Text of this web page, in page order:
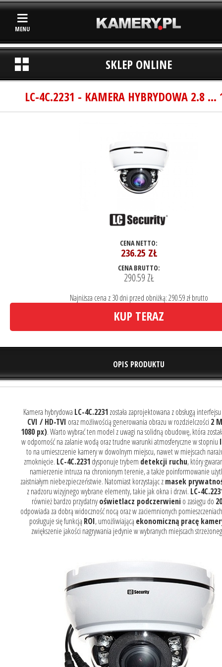
MENU
SKLEP ONLINE
LC-4C.2231 - KAMERA HYBRYDOWA 2.8
CENA NETTO:
236.25 ZŁ
CENA BRUTTO:
290.59 ZŁ
Najniższa cena z 30 dni przed obniżką: 290.59 zł brutto
KUP TERAZ
OPIS PRODUKTU
Kamera hybrydowa LC-4C.2231została zaprojektowana z obsługą interfejsu
CVI / HD-TVI oraz możliwością generowania obrazu w rozdzielczości 2
1080 px). Warto wybrać ten model z uwagi na solidną obudowę, która
w odporność na zalanie wodą oraz trudne warunki atmosferyczne w stopniu
to na umieszczenie kamery w dowolnym miejscu, nawet w miejscach
zmoknięcie. LC-4C.2231dysponuje trybem detekcji ruchu, który
namierzenie intruza na chronionym terenie, a także poinformowanie
zaistniałym niebezpieczeństwie. Natomiast korzystając zmasek
z nadzoru wizyjnego wybrane elementy, takie jak okna i drzwi. LC-
również bardzo przydatnyoświetlacz podczerwienio zasięgu do
odpowiada za dobrą widoczność nocą oraz w zaciemnionych
posługuje się funkcją ROI, umożliwiającą ekonomiczną pracę
zwiększenie jakości nagrywania jedynie w wybranych miejscach